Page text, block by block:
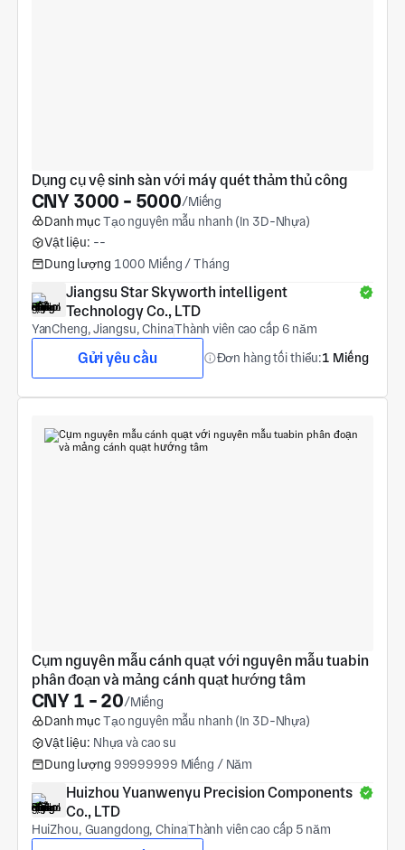
Dụng cụ vệ sinh sàn với máy quét thảm thủ công
CNY 3000 - 5000/Miếng
Danh mụcTạo nguyên mẫu nhanh (In 3D-Nhựa)
Vật liệu: --
Dung lượng 1000 Miếng / Tháng
Jiangsu Star Skyworth intelligent
Technology Co., LTD
YanCheng, Jiangsu, ChinaThành viên cao cấp 6 năm
Gửi yêu cầu Đơn hàng tối thiểu:1 Miếng
Cụm nguyên mẫu cánh quạt với nguyên mẫu tuabin
phân đoạn và mảng cánh quạt hướng tâm
CNY 1 - 20/Miếng
Danh mụcTạo nguyên mẫu nhanh (In 3D-Nhựa)
Vật liệu: Nhựa và cao su
Dung lượng 99999999 Miếng / Năm
Huizhou Yuanwenyu Precision Components
Co., LTD
HuiZhou, Guangdong, ChinaThành viên cao cấp 5 năm